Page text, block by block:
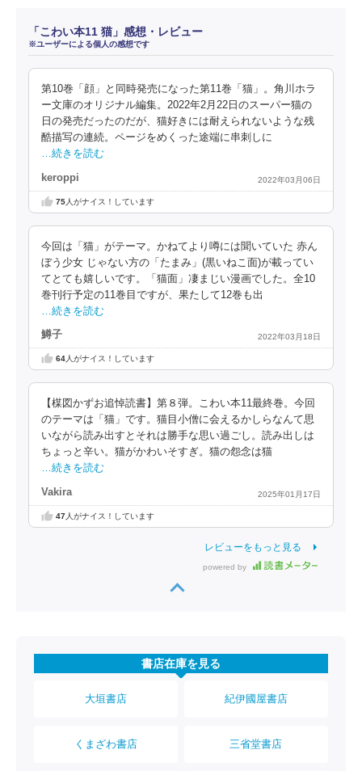
「こわい本11 猫」感想・レビュー
※ユーザーによる個人の感想です
第10巻「顔」と同時発売になった第11巻「猫」。角川ホラ
ー文庫のオリジナル編集。2022年2月22日のスーパー猫の
日の発売だったのだが、猫好きには耐えられないような残
酷描写の連続。ページをめくった途端に串刺しに
…続きを読む
keroppi 2022年03月06日
75人がナイス！しています
今回は「猫」がテーマ。かねてより噂には聞いていた 赤ん
ぼう少女 じゃない方の「たまみ」(黒いねこ面)が載ってい
てとても嬉しいです。「猫面」凄まじい漫画でした。全10
巻刊行予定の11巻目ですが、果たして12巻も出
…続きを読む
鱒子 2022年03月18日
64人がナイス！しています
【楳図かずお追悼読書】第８弾。こわい本11最終巻。今回
のテーマは「猫」です。猫目小僧に会えるかしらなんて思
いながら読み出すとそれは勝手な思い過ごし。読み出しは
ちょっと辛い。猫がかわいそすぎ。猫の怨念は猫
…続きを読む
Vakira 2025年01月17日
47人がナイス！しています
レビューをもっと見る
powered by
書店在庫を見る
大垣書店 紀伊國屋書店
くまざわ書店 三省堂書店